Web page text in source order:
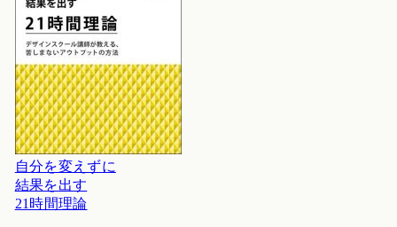
自分を変えずに
結果を出す
21時間理論